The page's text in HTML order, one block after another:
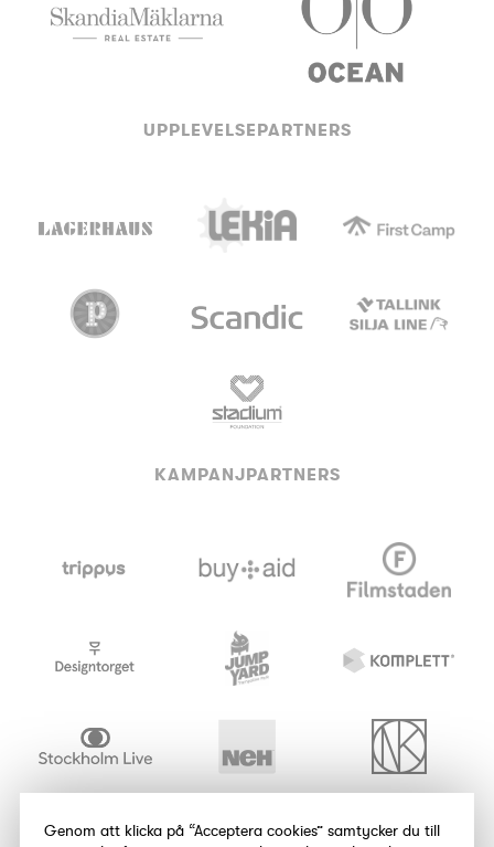
UPPLEVELSEPARTNERS
KAMPANJPARTNERS
Genom att klicka på “Acceptera cookies” samtycker du till